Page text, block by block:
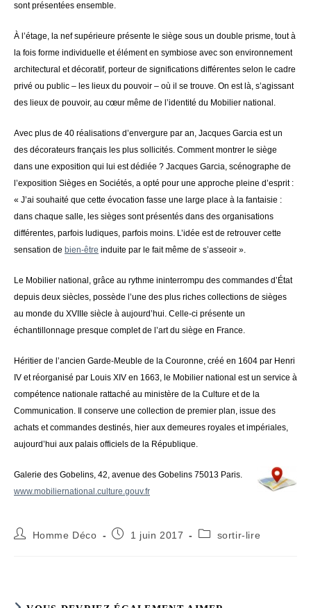
sont présentées ensemble.
À l’étage, la nef supérieure présente le siège sous un double prisme, tout à
la fois forme individuelle et élément en symbiose avec son environnement
architectural et décoratif, porteur de significations différentes selon le cadre
privé ou public – les lieux du pouvoir – où il se trouve. On est là, s’agissant
des lieux de pouvoir, au cœur même de l’identité du Mobilier national.
Avec plus de 40 réalisations d’envergure par an, Jacques Garcia est un
des décorateurs français les plus sollicités. Comment montrer le siège
dans une exposition qui lui est dédiée ? Jacques Garcia, scénographe de
l’exposition Sièges en Sociétés, a opté pour une approche pleine d’esprit :
« J’ai souhaité que cette évocation fasse une large place à la fantaisie :
dans chaque salle, les sièges sont présentés dans des organisations
différentes, parfois ludiques, parfois moins. L’idée est de retrouver cette
sensation de bien-être induite par le fait même de s’asseoir ».
Le Mobilier national, grâce au rythme ininterrompu des commandes d’État
depuis deux siècles, possède l’une des plus riches collections de sièges
au monde du XVIIIe siècle à aujourd’hui. Celle-ci présente un
échantillonnage presque complet de l’art du siège en France.
Héritier de l’ancien Garde-Meuble de la Couronne, créé en 1604 par Henri
IV et réorganisé par Louis XIV en 1663, le Mobilier national est un service à
compétence nationale rattaché au ministère de la Culture et de la
Communication. Il conserve une collection de premier plan, issue des
achats et commandes destinés, hier aux demeures royales et impériales,
aujourd’hui aux palais officiels de la République.
Galerie des Gobelins, 42, avenue des Gobelins 75013 Paris.
www.mobiliernational.culture.gouv.fr
Auteur/autrice
Homme Déco
Publication
1 juin 2017
Postsortir-lire